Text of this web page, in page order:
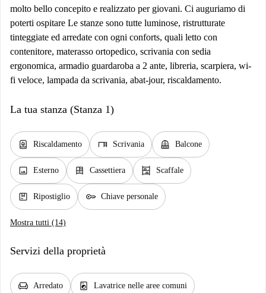
molto bello concepito e realizzato per giovani. Ci auguriamo di
poterti ospitare Le stanze sono tutte luminose, ristrutturate
tinteggiate ed arredate con ogni conforts, quali letto con
contenitore, materasso ortopedico, scrivania con sedia
ergonomica, armadio guardaroba a 2 ante, libreria, scarpiera, wi-
fi veloce, lampada da scrivania, abat-jour, riscaldamento.
La tua stanza (Stanza 1)
water_heater Riscaldamento desk Scrivania balcony Balcone
image Esterno dresser Cassettiera shelves Scaffale
package Ripostiglio key Chiave personale
Mostra tutti (14)
Servizi della proprietà
chair Arredato local_laundry_service Lavatrice nelle aree comuni